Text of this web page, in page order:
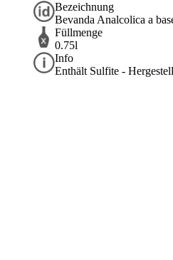
Bezeichnung
Bevanda Analcolica a
Füllmenge
0.75l
Info
Enthält Sulfite -